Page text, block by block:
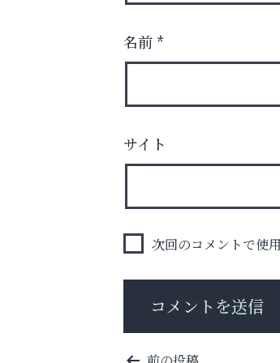
庭のお手入れから遺品整理
ン
名前 *
サイト
次回のコメントで使